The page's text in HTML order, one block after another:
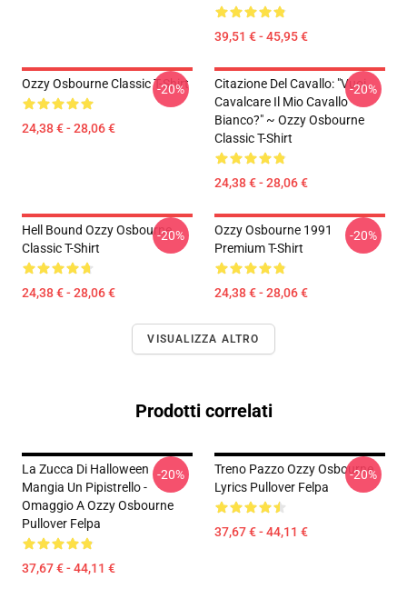
39,51 € - 45,95 €
Ozzy Osbourne Classic T-Shirt
24,38 € - 28,06 €
-20%
Citazione Del Cavallo: "Vuoi
Cavalcare Il Mio Cavallo
Bianco?" ~ Ozzy Osbourne
Classic T-Shirt
24,38 € - 28,06 €
-20%
Hell Bound Ozzy Osbourne
Classic T-Shirt
24,38 € - 28,06 €
-20%
Ozzy Osbourne 1991
Premium T-Shirt
24,38 € - 28,06 €
-20%
VISUALIZZA ALTRO
Prodotti correlati
La Zucca Di Halloween
Mangia Un Pipistrello -
Omaggio A Ozzy Osbourne
Pullover Felpa
37,67 € - 44,11 €
-20%
Treno Pazzo Ozzy Osbourne
Lyrics Pullover Felpa
37,67 € - 44,11 €
-20%